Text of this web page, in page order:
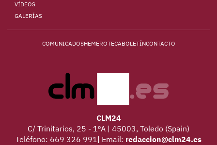
VÍDEOS
GALERÍAS
COMUNICADOSHEMEROTECABOLETÍNCONTACTO
CLM24
C/ Trinitarios, 25 - 1ºA | 45003, Toledo (Spain)
Teléfono: 669 326 991| Email: redaccion@clm24.es